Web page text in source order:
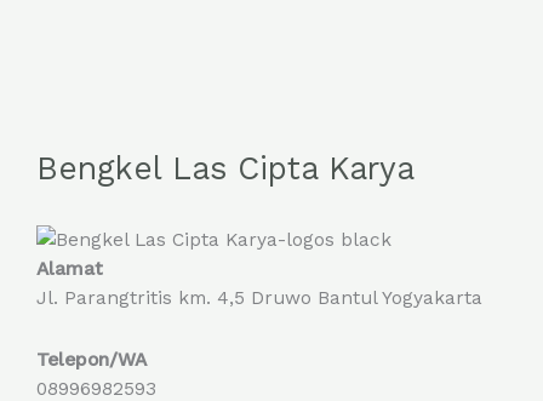
Bengkel Las Cipta Karya
Alamat
Jl. Parangtritis km. 4,5 Druwo Bantul Yogyakarta
Telepon/WA
08996982593